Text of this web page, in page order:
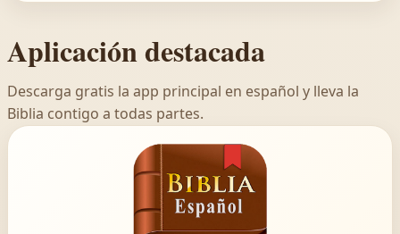
Aplicación destacada
Descarga gratis la app principal en español y lleva la
Biblia contigo a todas partes.